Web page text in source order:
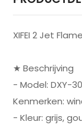
XIFEI 2 Jet
★ Beschrijving
- Model: DXY-
Kenmerken:
- Kleur: grijs,